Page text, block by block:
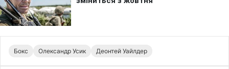
Бокс Олександр Усик Деонтей Уайлдер